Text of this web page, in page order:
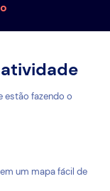
estão fazendo o
um mapa fácil de